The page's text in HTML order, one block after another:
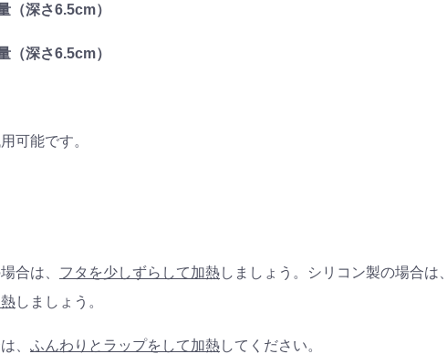
（深さ6.5cm）
（深さ6.5cm）
可能です。
合は、 フタを少しずらして加熱しましょう。シリコン製の場合は、
しましょう。
、 ふんわりとラップをして加熱してください。